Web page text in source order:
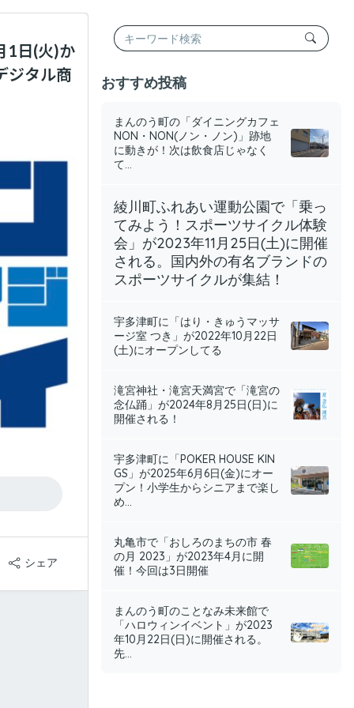
1日(火)か
ジタル商
シェア
おすすめ投稿
まんのう町の「ダイニングカフェ
NON・NON(ノン・ノン)」跡地
に動きが！次は飲食店じゃなく
て...
綾川町ふれあい運動公園で「乗っ
てみよう！スポーツサイクル体験
会」が2023年11月25日(土)に開催
される。国内外の有名ブランドの
スポーツサイクルが集結！
宇多津町に「はり・きゅうマッサ
ージ室 つき」が2022年10月22日
(土)にオープンしてる
滝宮神社・滝宮天満宮で「滝宮の
念仏踊」が2024年8月25日(日)に
開催される！
宇多津町に「POKER HOUSE KIN
GS」が2025年6月6日(金)にオー
プン！小学生からシニアまで楽し
め...
丸亀市で「おしろのまちの市 春
の月 2023」が2023年4月に開
催！今回は3日開催
まんのう町のことなみ未来館で
「ハロウィンイベント」が2023
年10月22日(日)に開催される。
先...